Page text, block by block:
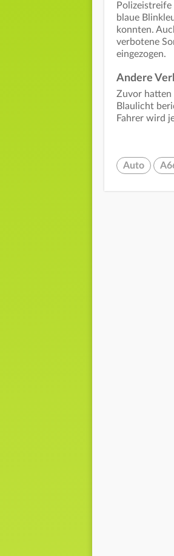
blaue
konnten.
verbotene
eingezogen.
Andere
Zuvor hatten
Blaulicht
Fahrer wird
Auto